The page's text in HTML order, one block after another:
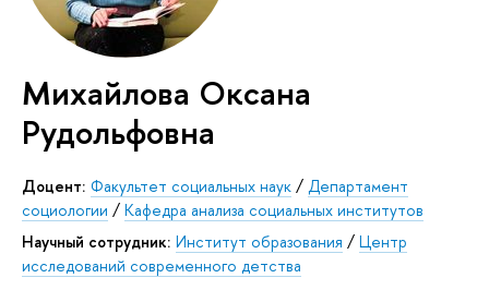
Михайлова Оксана
Рудольфовна
Доцент: Факультет социальных наук / Департамент
социологии / Кафедра анализа социальных институтов
Научный сотрудник: Институт образования / Центр
исследований современного детства